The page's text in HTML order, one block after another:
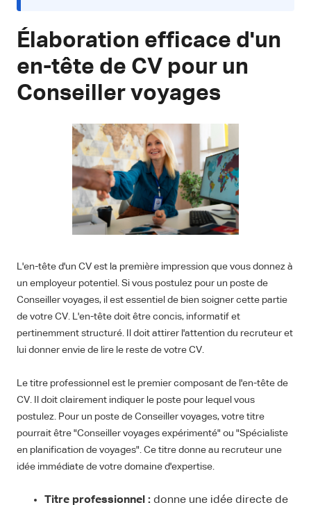
Élaboration efficace d'un
en-tête de CV pour un
Conseiller voyages
L'en-tête d'un CV est la première impression que vous donnez à
un employeur potentiel. Si vous postulez pour un poste de
Conseiller voyages, il est essentiel de bien soigner cette partie
de votre CV. L'en-tête doit être concis, informatif et
pertinemment structuré. Il doit attirer l'attention du recruteur et
lui donner envie de lire le reste de votre CV.
Le titre professionnel est le premier composant de l'en-tête de
CV. Il doit clairement indiquer le poste pour lequel vous
postulez. Pour un poste de Conseiller voyages, votre titre
pourrait être "Conseiller voyages expérimenté" ou "Spécialiste
en planification de voyages". Ce titre donne au recruteur une
idée immédiate de votre domaine d'expertise.
Titre professionnel : donne une idée directe de